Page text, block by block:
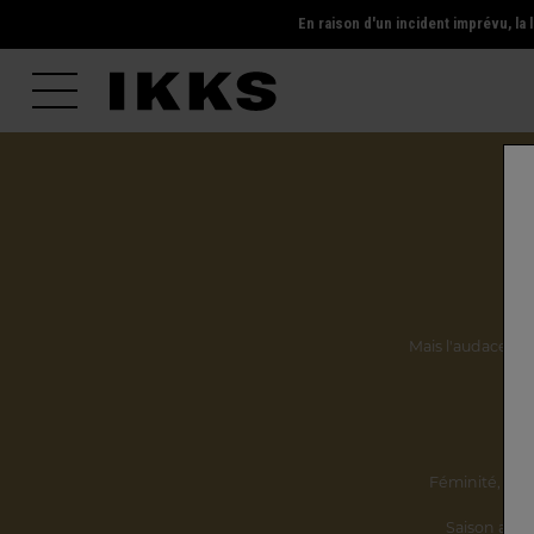
En raison d'un incident imprévu,
Mais l'audace, la
Féminité,
Saison